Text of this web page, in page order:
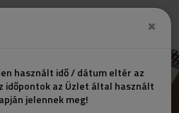
használt idő / dátum eltér az
időpontok az Üzlet által használt
jelennek meg!